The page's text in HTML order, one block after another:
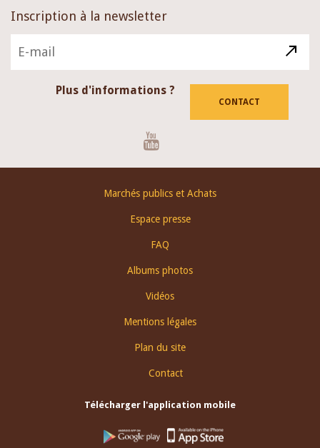
Inscription à la newsletter
Plus d'informations ?
CONTACT
Marchés publics et Achats
Espace presse
FAQ
Albums photos
Vidéos
Mentions légales
Plan du site
Contact
Télécharger l'application mobile